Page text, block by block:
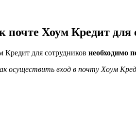
почте Хоум Кредит для
Кредит для сотрудников необходимо
осуществить вход в почту Хоум